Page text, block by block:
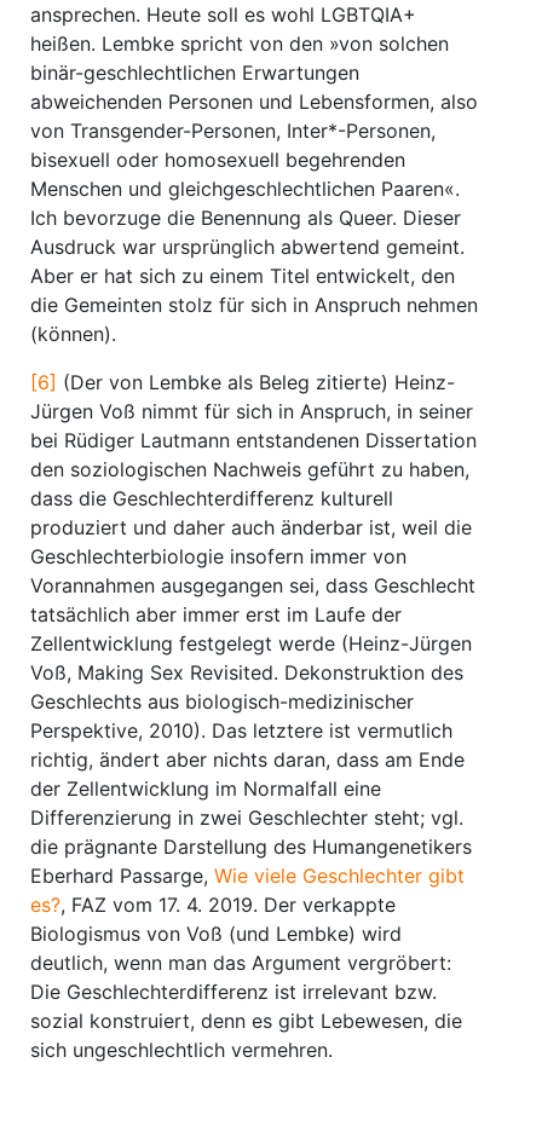
ansprechen. Heute soll es wohl LGBTQIA+
heißen. Lembke spricht von den »von solchen
binär-geschlechtlichen Erwartungen
abweichenden Personen und Lebensformen, also
von Transgender-Personen, Inter*-Personen,
bisexuell oder homosexuell begehrenden
Menschen und gleichgeschlechtlichen Paaren«.
Ich bevorzuge die Benennung als Queer. Dieser
Ausdruck war ursprünglich abwertend gemeint.
Aber er hat sich zu einem Titel entwickelt, den
die Gemeinten stolz für sich in Anspruch nehmen
(können).
[6] (Der von Lembke als Beleg zitierte) Heinz-
Jürgen Voß nimmt für sich in Anspruch, in seiner
bei Rüdiger Lautmann entstandenen Dissertation
den soziologischen Nachweis geführt zu haben,
dass die Geschlechterdifferenz kulturell
produziert und daher auch änderbar ist, weil die
Geschlechterbiologie insofern immer von
Vorannahmen ausgegangen sei, dass Geschlecht
tatsächlich aber immer erst im Laufe der
Zellentwicklung festgelegt werde (Heinz-Jürgen
Voß, Making Sex Revisited. Dekonstruktion des
Geschlechts aus biologisch-medizinischer
Perspektive, 2010). Das letztere ist vermutlich
richtig, ändert aber nichts daran, dass am Ende
der Zellentwicklung im Normalfall eine
Differenzierung in zwei Geschlechter steht; vgl.
die prägnante Darstellung des Humangenetikers
Eberhard Passarge, Wie viele Geschlechter gibt
es?, FAZ vom 17. 4. 2019. Der verkappte
Biologismus von Voß (und Lembke) wird
deutlich, wenn man das Argument vergröbert:
Die Geschlechterdifferenz ist irrelevant bzw.
sozial konstruiert, denn es gibt Lebewesen, die
sich ungeschlechtlich vermehren.